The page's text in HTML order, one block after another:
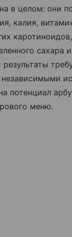
в целом: они
калия,
сахара
потенциал
меню.